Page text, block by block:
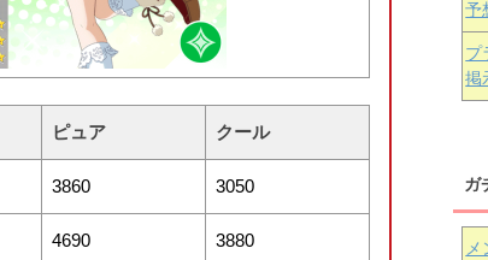
ピュア クール
3860 3050
4690 3880
予
プ
掲
ガ